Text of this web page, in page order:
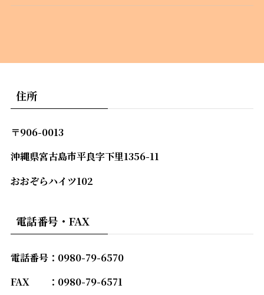
住所
〒906-0013
沖縄県宮古島市平良字下里1356-11
おおぞらハイツ102
電話番号・FAX
電話番号：0980-79-6570
FAX ：0980-79-6571